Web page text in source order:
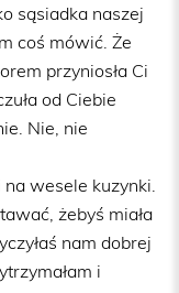
sąsiadka naszej
coś mówić. Że
przyniosła Ci
od Ciebie
Nie, nie
wesele kuzynki.
żebyś miała
nam dobrej
i